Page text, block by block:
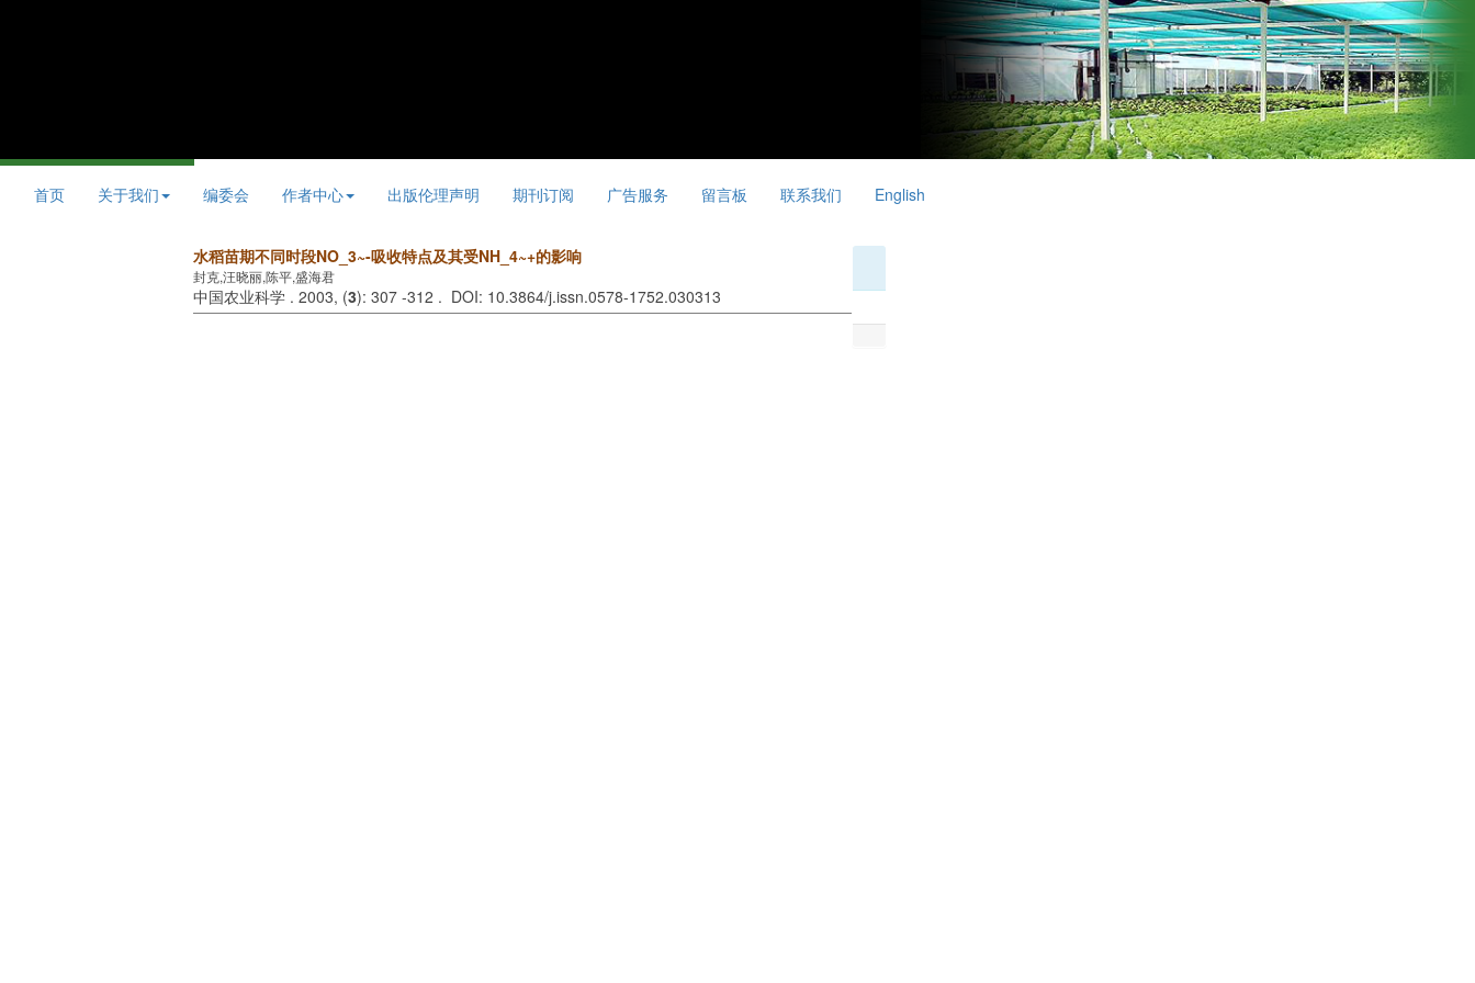
首页 关于我们 编委会 作者中心 出版伦理声明 期刊订阅 广告服务 留言板 联系我们 English
水稻苗期不同时段NO_3~-吸收特点及其受NH_4~+的影响
封克,汪晓丽,陈平,盛海君
中国农业科学 . 2003, (3): 307 -312 . DOI: 10.3864/j.issn.0578-1752.030313